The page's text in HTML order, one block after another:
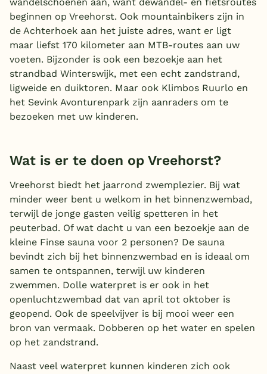
Blog
Onze e-boeken
wandelschoenen aan, want dewandel- en fietsroutes
beginnen op Vreehorst. Ook mountainbikers zijn in
de Achterhoek aan het juiste adres, want er ligt
maar liefst 170 kilometer aan MTB-routes aan uw
voeten. Bijzonder is ook een bezoekje aan het
strandbad Winterswijk, met een echt zandstrand,
ligweide en duiktoren. Maar ook Klimbos Ruurlo en
het Sevink Avonturenpark zijn aanraders om te
bezoeken met uw kinderen.
Wat is er te doen op Vreehorst?
Vreehorst biedt het jaarrond zwemplezier. Bij wat
minder weer bent u welkom in het binnenzwembad,
terwijl de jonge gasten veilig spetteren in het
peuterbad. Of wat dacht u van een bezoekje aan de
kleine Finse sauna voor 2 personen? De sauna
bevindt zich bij het binnenzwembad en is ideaal om
samen te ontspannen, terwijl uw kinderen
zwemmen. Dolle waterpret is er ook in het
openluchtzwembad dat van april tot oktober is
geopend. Ook de speelvijver is bij mooi weer een
bron van vermaak. Dobberen op het water en spelen
op het zandstrand.
Naast veel waterpret kunnen kinderen zich ook